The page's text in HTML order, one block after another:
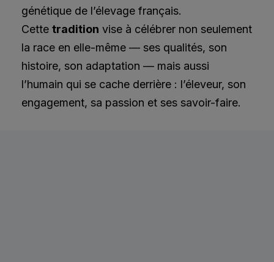
génétique de l’élevage français.
Cette tradition vise à célébrer non seulement
la race en elle-même — ses qualités, son
histoire, son adaptation — mais aussi
l’humain qui se cache derrière : l’éleveur, son
engagement, sa passion et ses savoir-faire.